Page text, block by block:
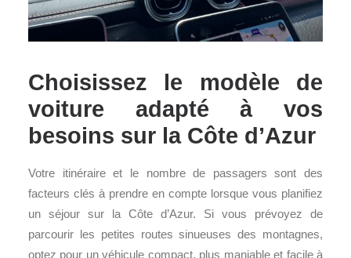
Choisissez le modèle de
voiture adapté à vos
besoins sur la Côte d’Azur
Votre itinéraire et le nombre de passagers sont des
facteurs clés à prendre en compte lorsque vous planifiez
un séjour sur la Côte d’Azur. Si vous prévoyez de
parcourir les petites routes sinueuses des montagnes,
optez pour un véhicule compact, plus maniable et facile à